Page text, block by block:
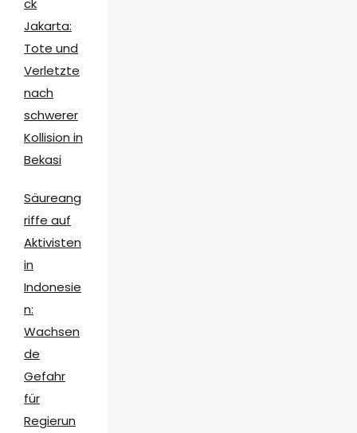
ck
Jakarta:
Tote und
Verletzte
nach
schwerer
Kollision in
Bekasi
Säureang
riffe auf
Aktivisten
in
Indonesie
n:
Wachsen
de
Gefahr
für
Regierun